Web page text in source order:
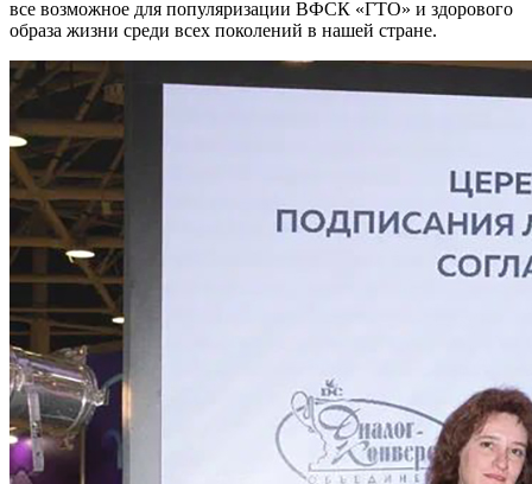
все возможное для популяризации ВФСК «ГТО» и здорового
образа жизни среди всех поколений в нашей стране.